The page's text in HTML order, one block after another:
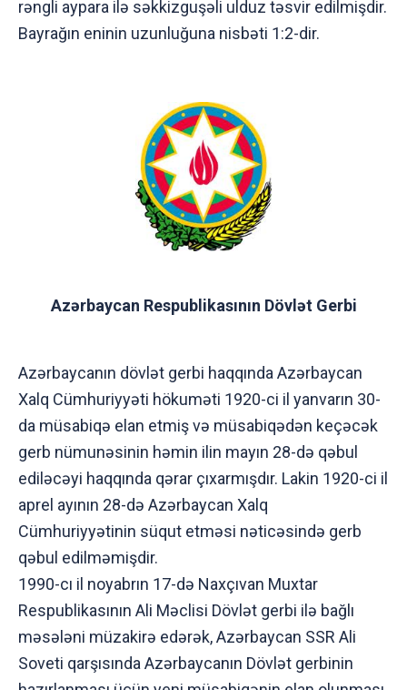
rəngli aypara ilə səkkizguşəli ulduz təsvir edilmişdir.
Bayrağın eninin uzunluğuna nisbəti 1:2-dir.
Azərbaycan Respublikasının Dövlət Gerbi
Azərbaycanın dövlət gerbi haqqında Azərbaycan
Xalq Cümhuriyyəti hökuməti 1920-ci il yanvarın 30-
da müsabiqə elan etmiş və müsabiqədən keçəcək
gerb nümunəsinin həmin ilin mayın 28-də qəbul
ediləcəyi haqqında qərar çıxarmışdır. Lakin 1920-ci il
aprel ayının 28-də Azərbaycan Xalq
Cümhuriyyətinin süqut etməsi nəticəsində gerb
qəbul edilməmişdir.
1990-cı il noyabrın 17-də Naxçıvan Muxtar
Respublikasının Ali Məclisi Dövlət gerbi ilə bağlı
məsələni müzakirə edərək, Azərbaycan SSR Ali
Soveti qarşısında Azərbaycanın Dövlət gerbinin